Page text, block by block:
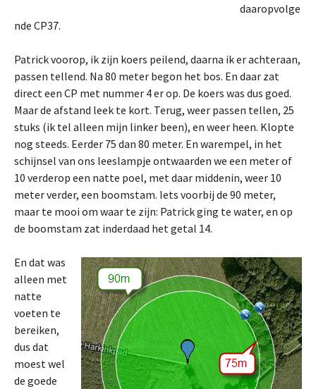
daaropvolge
nde CP37.
Patrick voorop, ik zijn koers peilend, daarna ik er achteraan,
passen tellend. Na 80 meter begon het bos. En daar zat
direct een CP met nummer 4 er op. De koers was dus goed.
Maar de afstand leek te kort. Terug, weer passen tellen, 25
stuks (ik tel alleen mijn linker been), en weer heen. Klopte
nog steeds. Eerder 75 dan 80 meter. En warempel, in het
schijnsel van ons leeslampje ontwaarden we een meter of
10 verderop een natte poel, met daar middenin, weer 10
meter verder, een boomstam. Iets voorbij de 90 meter,
maar te mooi om waar te zijn: Patrick ging te water, en op
de boomstam zat inderdaad het getal 14.
En dat was
alleen met
natte
voeten te
bereiken,
dus dat
moest wel
de goede